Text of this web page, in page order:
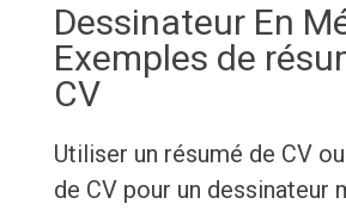
Dessinateur En
Exemples de
CV
Utiliser un résumé de CV
de CV pour un dessinateur